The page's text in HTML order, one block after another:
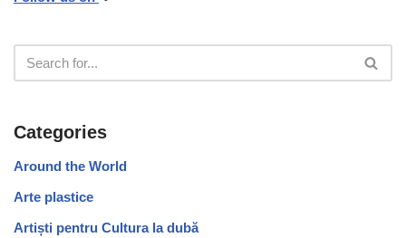
Categories
Around the World
Arte plastice
Artiști pentru Cultura la dubă